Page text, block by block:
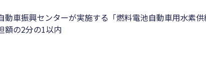
車振興センターが実施する「燃料電池自動車用水素供
額の2分の1以内